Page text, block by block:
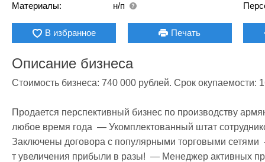
Материалы:
н/п
В избранное Печать
Описание бизнеса
Стоимость бизнеса: 740 000 рублей. Срок окупаемости:
Продается перспективный бизнес по производству
любое время года  — Укомплектованный штат
Заключены договора с популярными торговыми сетями
т увеличения прибыли в разы!  — Менеджер активных